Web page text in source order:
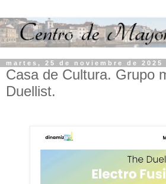
martes, 25 de noviembre de 2025
Casa de Cultura. Grupo
Duellist.